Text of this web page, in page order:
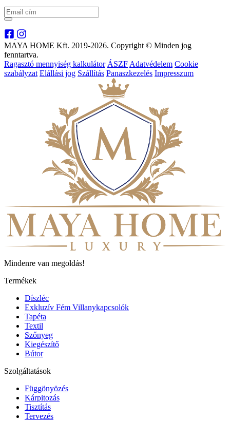
MAYA HOME Kft. 2019-2026. Copyright © Minden jog
fenntartva.
Ragasztó mennyiség kalkulátor ÁSZF Adatvédelem Cookie
szabályzat Elállási jog Szállítás Panaszkezelés Impresszum
Mindenre van megoldás!
Termékek
Díszléc
Exkluzív Fém Villanykapcsolók
Tapéta
Textil
Szőnyeg
Kiegészítő
Bútor
Szolgáltatások
Függönyözés
Kárpitozás
Tisztítás
Tervezés